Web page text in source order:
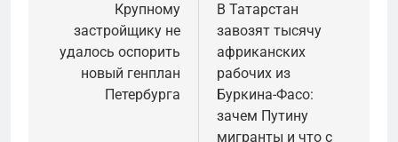
navigationКрупному
застройщику не
удалось оспорить
новый генплан
Петербурга
В Татарстан
завозят тысячу
африканских
рабочих из
Буркина-Фасо:
зачем Путину
мигранты и что с